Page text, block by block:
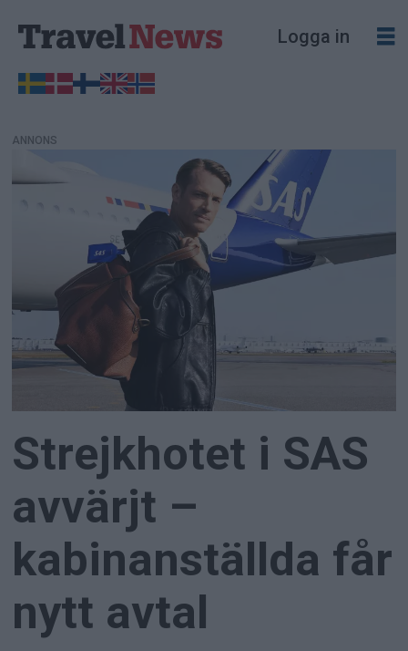
Logga in
Travel
Sveriges
största
affärssajt
för
reseindustrien
ANNONS
Strejkhotet i SAS
avvärjt –
kabinanställda får
nytt avtal